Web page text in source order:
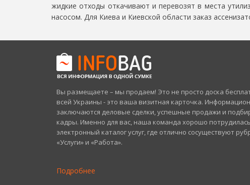
жидкие отходы откачивают и перевозят в места
насосом. Для Киева и Киевской области заказ
Вы размещаете – мы продаем! Это не просто доска
всей Украины - это ваша визитная карточка.
заключаются деловые сделки, успешные продажи и
кадры. Именно для вас, наша команда хорошо
электронный каталог услуг, где отлично сосуществуют
«Услуги» и «Работа».
Подробнее